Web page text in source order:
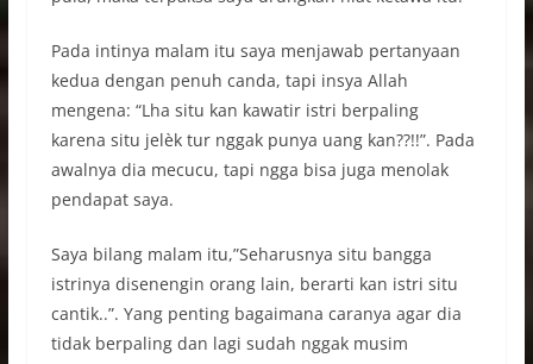
Pada intinya malam itu saya menjawab pertanyaan
kedua dengan penuh canda, tapi insya Allah
mengena: “Lha situ kan kawatir istri berpaling
karena situ jelèk tur nggak punya uang kan??!!”. Pada
awalnya dia mecucu, tapi ngga bisa juga menolak
pendapat saya.
Saya bilang malam itu,”Seharusnya situ bangga
istrinya disenengin orang lain, berarti kan istri situ
cantik..”. Yang penting bagaimana caranya agar dia
tidak berpaling dan lagi sudah nggak musim